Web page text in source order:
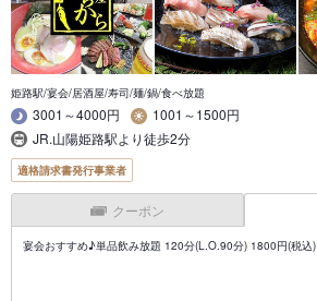
姫路駅/宴会/居酒屋/寿司/麺/鍋/食べ放題
3001～4000円
1001～1500円
JR.山陽姫路駅より徒歩2分
適格請求書発行事業者
クーポン
宴会おすすめ♪単品飲み放題 120分(L.O.90分) 1800円(税込)